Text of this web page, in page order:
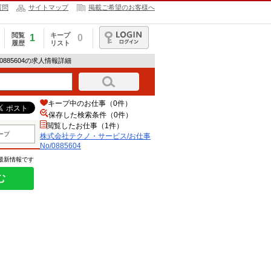
問 サイトマップ 掲載ご希望のお客様へ
閲覧
履歴
1
キープ
リスト
0
ログイン
の求人情報詳細
プ
新情報です
キープ中のお仕事（0件）
保存した検索条件（0件）
閲覧したお仕事（1件）
株式会社テクノ・サービス/お仕事
No/0885604